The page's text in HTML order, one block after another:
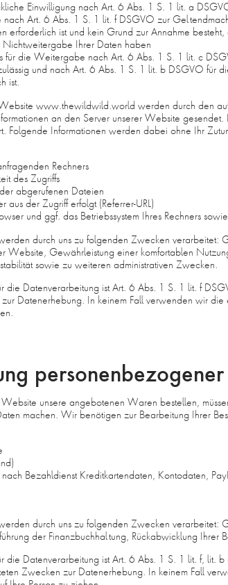
Einwilligung nach Art. 6 Abs. 1 S. 1 lit. a
Art. 6 Abs. 1 S. 1 lit. f DSGVO zur
erforderlich ist und kein Grund zur Annahme
Nichtweitergabe Ihrer Daten haben
für die Weitergabe nach Art. 6 Abs. 1 S. 1 lit. c
und nach Art. 6 Abs. 1 S. 1 lit. b DSGVO für
ist.
www.thewildwild.world werden durch den
an den Server unserer Website
Folgende Informationen werden dabei ohne Ihr
Rechners
des Zugriffs
abgerufenen Dateien
aus der Zugriff erfolgt (Referrer-URL)
und ggf. das Betriebssystem Ihres Rechners
durch uns zu folgenden Zwecken verarbeitet:
Website, Gewährleistung einer komfortablen
sowie zu weiteren administrativen Zwecken.
die Datenverarbeitung ist Art. 6 Abs. 1 S. 1 lit. f
Datenerhebung. In keinem Fall verwenden wir die
unsere angebotenen Waren bestellen,
machen. Wir benötigen zur Bearbeitung Ihrer
Bezahldienst Kreditkartendaten, Kontodaten,
durch uns zu folgenden Zwecken verarbeitet:
der Finanzbuchhaltung, Rückabwicklung Ihrer
die Datenverarbeitung ist Art. 6 Abs. 1 S. 1 lit. f, lit.
Zwecken zur Datenerhebung. In keinem Fall